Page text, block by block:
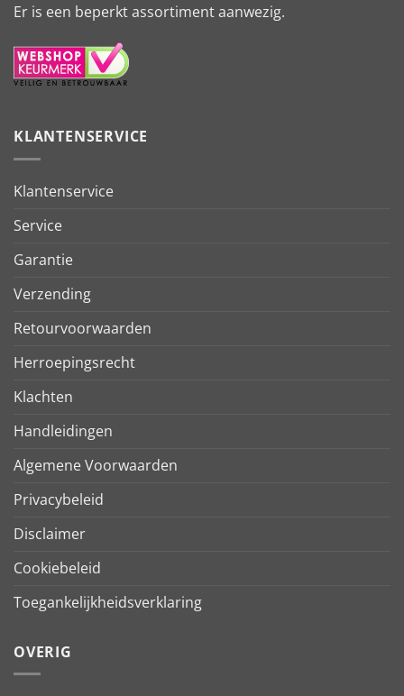
Er is een beperkt assortiment aanwezig.
KLANTENSERVICE
Klantenservice
Service
Garantie
Verzending
Retourvoorwaarden
Herroepingsrecht
Klachten
Handleidingen
Algemene Voorwaarden
Privacybeleid
Disclaimer
Cookiebeleid
Toegankelijkheidsverklaring
OVERIG